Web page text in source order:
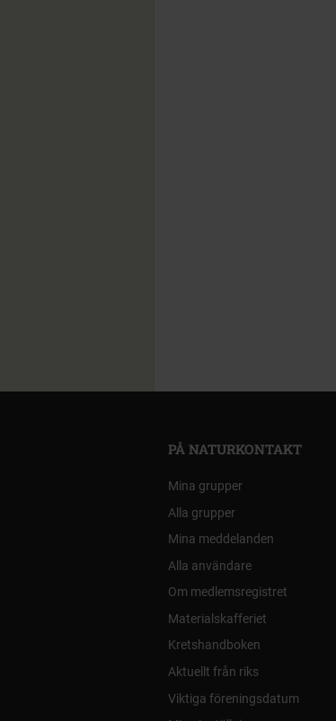
PÅ NATURKONTAKT
Mina grupper
Alla grupper
Mina meddelanden
Alla användare
Om medlemsregistret
Materialskafferiet
Kretshandboken
Aktuellt från riks
Viktiga föreningsdatum